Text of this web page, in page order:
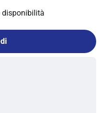
disponibilità